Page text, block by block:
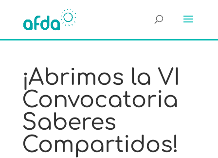
¡Abrimos la VI
Convocatoria
Saberes
Compartidos!